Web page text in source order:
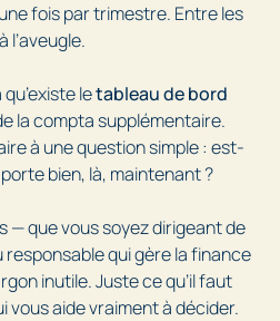
fois par trimestre. Entre les
l’aveugle.
letableau de bord
la compta supplémentaire.
à une question simple : est-
bien, là, maintenant ?
— que vous soyez dirigeant de
qui gère la finance
inutile. Juste ce qu’il faut
vous aide vraiment à décider.